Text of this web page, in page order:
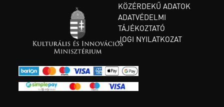
KÖZÉRDEKŰ ADATOK
ADATVÉDELMI
TÁJÉKOZTATÓ
JOGI NYILATKOZAT